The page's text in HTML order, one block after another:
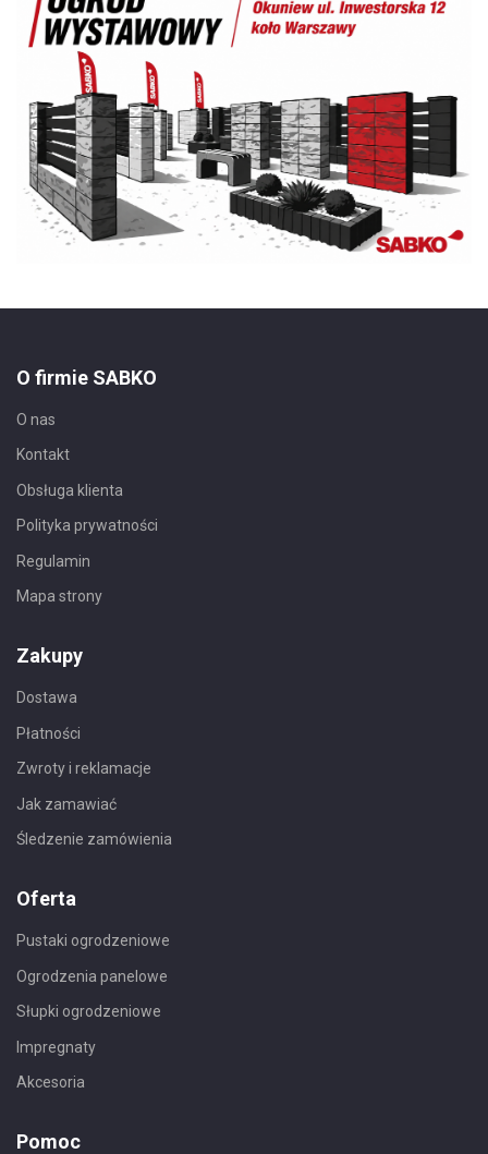
O firmie SABKO
O nas
Kontakt
Obsługa klienta
Polityka prywatności
Regulamin
Mapa strony
Zakupy
Dostawa
Płatności
Zwroty i reklamacje
Jak zamawiać
Śledzenie zamówienia
Oferta
Pustaki ogrodzeniowe
Ogrodzenia panelowe
Słupki ogrodzeniowe
Impregnaty
Akcesoria
Pomoc